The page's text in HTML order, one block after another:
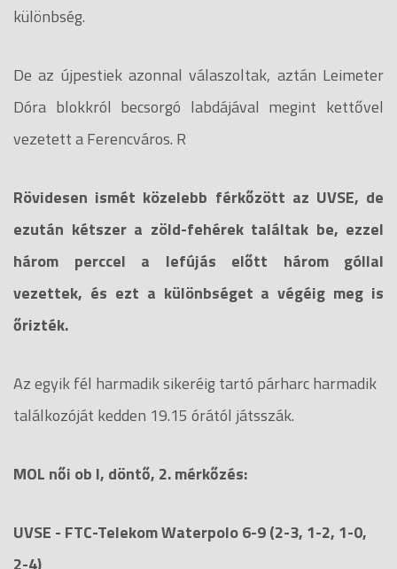
különbség.
De az újpestiek azonnal válaszoltak, aztán Leimeter
Dóra blokkról becsorgó labdájával megint kettővel
vezetett a Ferencváros. R
Rövidesen ismét közelebb férkőzött az UVSE, de
ezután kétszer a zöld-fehérek találtak be, ezzel
három perccel a lefújás előtt három góllal
vezettek, és ezt a különbséget a végéig meg is
őrizték.
Az egyik fél harmadik sikeréig tartó párharc harmadik
találkozóját kedden 19.15 órától játsszák.
MOL női ob I, döntő, 2. mérkőzés:
UVSE - FTC-Telekom Waterpolo 6-9 (2-3, 1-2, 1-0,
2-4)